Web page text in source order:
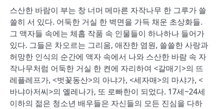
스산한 바람이 부는 창 너머 메마른 자작나무 한 그루가 쓸
쓸히 서 있다. 어둑한 거실 한 벽면을 가득 채운 초상화들.
그 액자들 속에는 체홉 작품 속 인물들이 하나하나 들어가
있다. 그들은 차오르는 그리움, 애잔한 염원, 쓸쓸한 사랑과
허망한 인식의 순간에 액자 속에서 나와 스산한 바람 속 자
작나무처럼 어둑한 거실 한 켠에 자리하여 <갈매기>의 뜨
레플레프가, <벗꽃동산>의 아냐가, <세자매>의 마샤가, <
바냐아저씨>의 옐레나가, 또 로빠한이 되었다. 17세~24세
이하의 젊은 청소년 배우들은 자신들의 모든 진심을 다하